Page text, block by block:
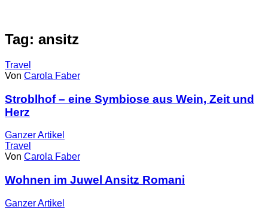
Tag: ansitz
Travel
Von Carola Faber
Stroblhof – eine Symbiose aus Wein, Zeit und
Herz
GanzerArtikel
Travel
Von Carola Faber
Wohnen im Juwel Ansitz Romani
GanzerArtikel